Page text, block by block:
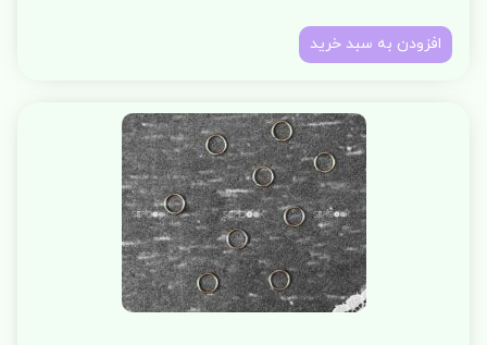
افزودن به سبد خرید